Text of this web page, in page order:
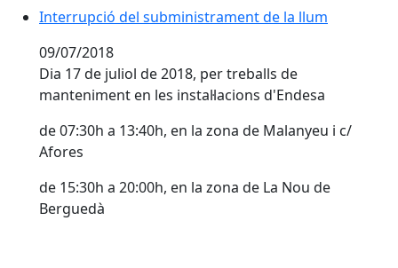
Interrupció del subministrament de la llum
09/07/2018
Dia 17 de juliol de 2018, per treballs de
manteniment en les instal·lacions d'Endesa
de 07:30h a 13:40h, en la zona de Malanyeu i c/
Afores
de 15:30h a 20:00h, en la zona de La Nou de
Berguedà